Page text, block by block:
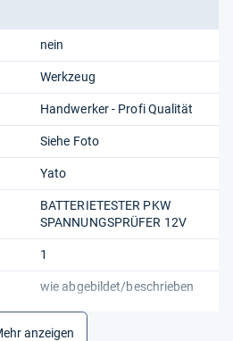
nein
Werkzeug
Handwerker - Profi Qualität
Siehe Foto
Yato
BATTERIETESTER PKW
SPANNUNGSPRÜFER 12V
1
wie abgebildet/beschrieben
siehe Beschreibung
anzeigen